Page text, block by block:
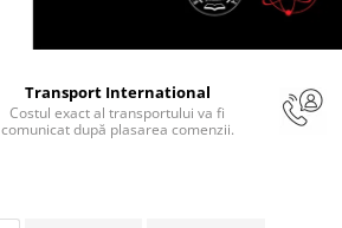
Transport International
Costul exact al transportului va fi
comunicat după plasarea comenzii.